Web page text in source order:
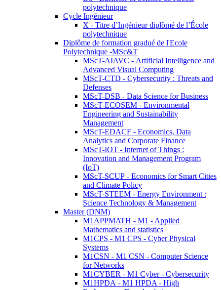
polytechnique
Cycle Ingénieur
X - Titre d’Ingénieur diplômé de l’École
polytechnique
Diplôme de formation gradué de l'Ecole
Polytechnique -MSc&T
MScT-AIAVC - Artificial Intelligence and
Advanced Visual Computing
MScT-CTD - Cybersecurity : Threats and
Defenses
MScT-DSB - Data Science for Business
MScT-ECOSEM - Environmental
Engineering and Sustainability
Management
MScT-EDACF - Economics, Data
Analytics and Corporate Finance
MScT-IOT - Internet of Things :
Innovation and Management Program
(IoT)
MScT-SCUP - Economics for Smart Cities
and Climate Policy
MScT-STEEM - Energy Environment :
Science Technology & Management
Master (DNM)
M1APPMATH - M1 - Applied
Mathematics and statistics
M1CPS - M1 CPS - Cyber Physical
Systems
M1CSN - M1 CSN - Computer Science
for Networks
M1CYBER - M1 Cyber - Cybersecurity
M1HPDA - M1 HPDA - High